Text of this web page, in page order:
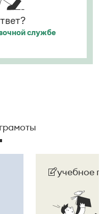
службе
учебное